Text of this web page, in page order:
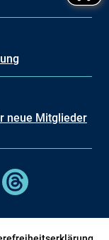
neue Mitglieder